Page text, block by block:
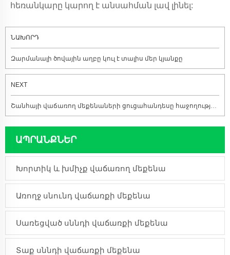
հեռանկարը կարող է անսահման լավ լինել:
ՆԱԽՈՐԴ
Զարմանալի ծովային աղբը կուլ է տալիս մեր կյանքը
NEXT
Շանհայի վաճառող մեքենաների ցուցահանդեսը հաջողությամբ ավարտվեց:
ԱՊՐԱՆՔՆԵՐ
Խորտիկ և խմիչք վաճառող մեքենա
Առողջ սնունդ վաճառքի մեքենա
Սառեցված սննդի վաճառքի մեքենա
Տաք սննդի վաճառքի մեքենա